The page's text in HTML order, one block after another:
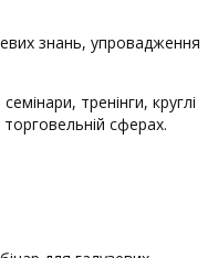
знань, упровадження
тренінги, круглі
сферах.